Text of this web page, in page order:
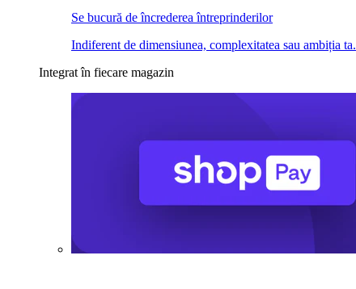
Se bucură de încrederea întreprinderilor
Indiferent de dimensiunea, complexitatea sau ambiția ta.
Integrat în fiecare magazin